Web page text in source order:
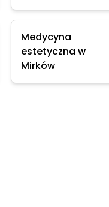
Medycyna
estetyczna w
Mirków